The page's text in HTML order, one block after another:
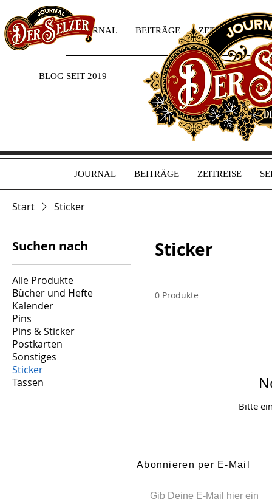
JOURNAL BEITRÄGE ZEITREISE
JOURNAL BEITRÄGE ZEITREISE
BLOG SEIT 2019
Start Sticker
Suchen nach
Alle Produkte
Bücher und Hefte
Kalender
Pins
Pins & Sticker
Postkarten
Sonstiges
Sticker
Tassen
Sticker
0 Produkte
Bitte
Abonnieren per E-Mail